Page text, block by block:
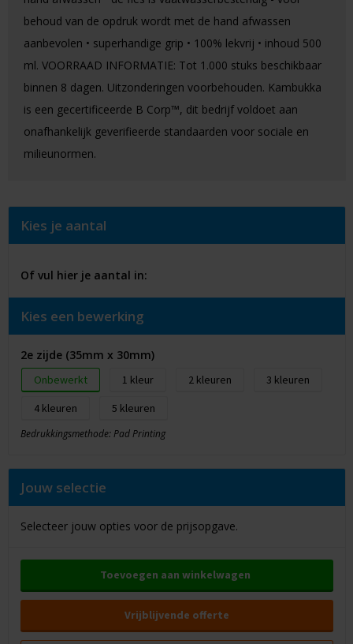
behoud van de opdruk wordt met de hand afwassen
aanbevolen • superhandige grip • 100% lekvrij • inhoud 500
ml. VOORRAAD INFORMATIE: Tot 1.000 stuks beschikbaar
binnen 8 dagen. Uitzonderingen voorbehouden. Kambukka
is een gecertificeerde B Corp™, dit bedrijf voldoet aan
onafhankelijk geverifieerde standaarden voor sociale en
milieunormen.
Kies je aantal
Of vul hier je aantal in:
Kies een bewerking
2e zijde (35mm x 30mm)
Onbewerkt 1 2
3
4
5
Bedrukkingsmethode: Pad Printing
Jouw selectie
Selecteer jouw opties voor de prijsopgave.
Toevoegen aan winkelwagen
Vrijblijvende offerte